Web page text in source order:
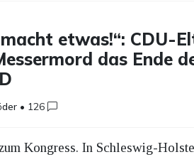
etwas!“: CDU-
das Ende
• 126
Kongress. In Schleswig-